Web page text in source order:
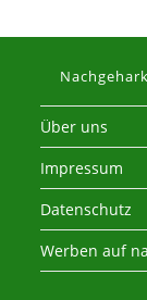
Über uns
Impressum
Datenschutz
Werben auf